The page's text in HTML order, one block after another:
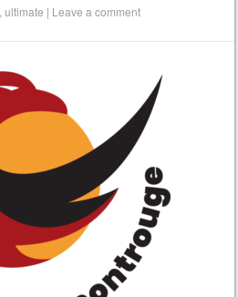
,ultimate | Leave a comment